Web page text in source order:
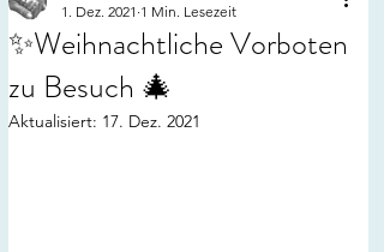
✨Weihnachtliche Vorboten
zu Besuch 🎄
1. Dez. 2021 1 Min. Lesezeit
Aktualisiert: 17. Dez. 2021